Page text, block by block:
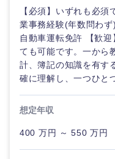
（IT）、
Webサー
ビス・制
作、ゲー
ム
技術職
（モノづ
くり）
金融専門
職
メディカル
不動産専門職
建設・施工管理
事務職
その他
WEBサービス
コンサル・シン
広告・宣伝・印
マスメディア
【必須】いずれも必
業事務経験(年数問わ
自動車運転免許 【歓
ても可能です。一から
計、簿記の知識を有す
確に理解し、一つひと
想定年収
400 万円 ～ 550 万円